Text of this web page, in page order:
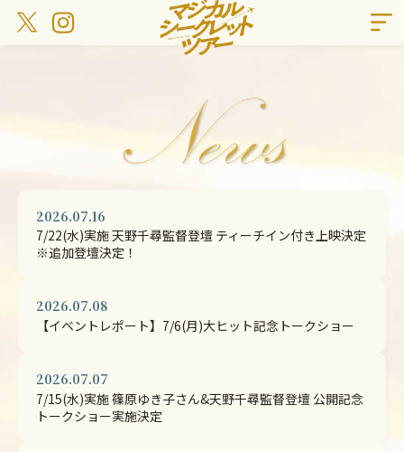
2026.07.16
7/22(水)実施 天野千尋監督登壇 ティーチイン付き上映決定
※追加登壇決定！
2026.07.08
【イベントレポート】7/6(月)大ヒット記念トークショー
2026.07.07
7/15(水)実施 篠原ゆき子さん&天野千尋監督登壇 公開記念
トークショー実施決定